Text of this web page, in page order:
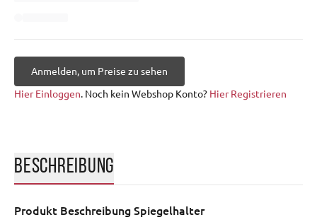
Anmelden, um Preise zu sehen
Hier Einloggen. Noch kein Webshop Konto? Hier Registrieren
BESCHREIBUNG
Produkt Beschreibung Spiegelhalter